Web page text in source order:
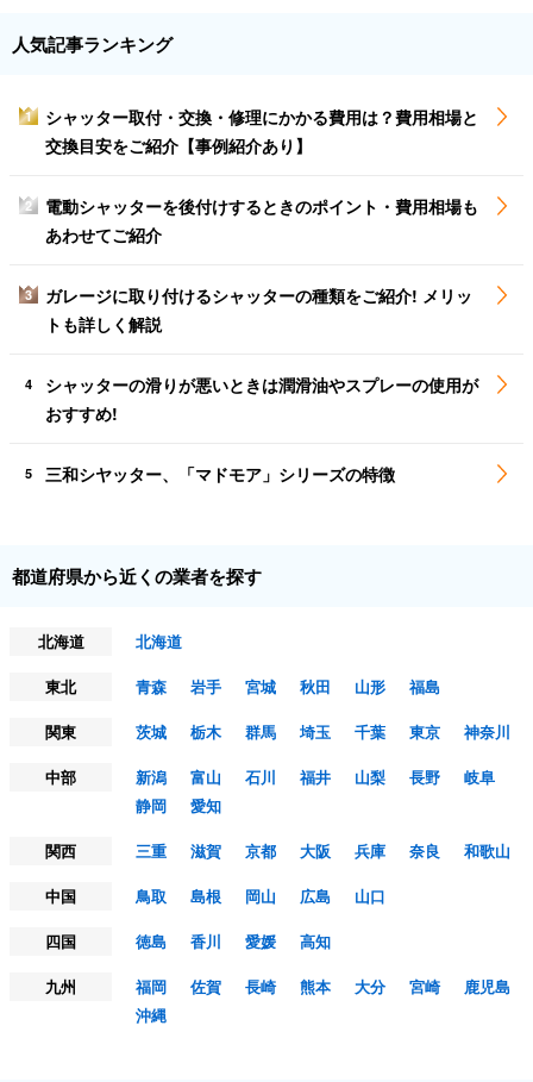
人気記事ランキング
1
シャッター取付・交換・修理にかかる費用は？費用相場と
交換目安をご紹介【事例紹介あり】
2
電動シャッターを後付けするときのポイント・費用相場も
あわせてご紹介
3
ガレージに取り付けるシャッターの種類をご紹介! メリッ
トも詳しく解説
4
シャッターの滑りが悪いときは潤滑油やスプレーの使用が
おすすめ!
5 三和シヤッター、「マドモア」シリーズの特徴
都道府県から近くの業者を探す
北海道
北海道
東北
青森 岩手 宮城 秋田 山形
福島
関東
茨城 栃木 群馬 埼玉 千葉 東京
神奈川
中部
新潟 富山 石川 福井 山梨 長野
岐阜
静岡
愛知
関西
三重 滋賀 京都 大阪 兵庫 奈良
和歌山
中国
鳥取 島根 岡山 広島
山口
四国
徳島 香川 愛媛
高知
九州
福岡 佐賀 長崎 熊本 大分 宮崎
鹿児島
沖縄